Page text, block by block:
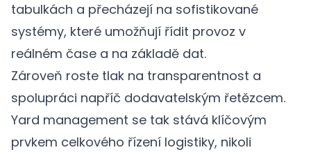
tabulkách a přecházejí na sofistikované
systémy, které umožňují řídit provoz v
reálném čase a na základě dat.
Zároveň roste tlak na transparentnost a
spolupráci napříč dodavatelským řetězcem.
Yard management se tak stává klíčovým
prvkem celkového řízení logistiky, nikoli